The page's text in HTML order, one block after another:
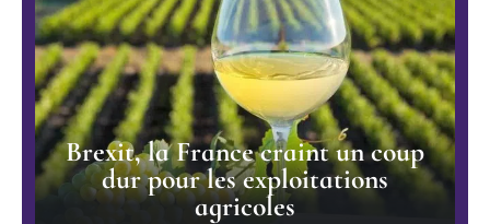
Brexit, la France craint un coup
dur pour les exploitations
agricoles